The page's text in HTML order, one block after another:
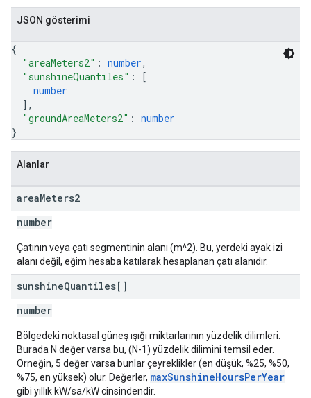
JSON gösterimi
{
"areaMeters2" : number,
"sunshineQuantiles" :
[
number
] ,
"groundAreaMeters2" : number
}
Alanlar
areaMeters2
number
Çatının veya çatı segmentinin alanı (m^2). Bu, yerdeki ayak izi
alanı değil, eğim hesaba katılarak hesaplanan çatı alanıdır.
sunshineQuantiles[]
number
Bölgedeki noktasal güneş ışığı miktarlarının yüzdelik dilimleri.
Burada N değer varsa bu, (N-1) yüzdelik dilimini temsil eder.
Örneğin, 5 değer varsa bunlar çeyreklikler (en düşük, %25, %50,
%75, en yüksek) olur. Değerler, maxSunshineHoursPerYear
gibi yıllık kW/sa/kW cinsindendir.